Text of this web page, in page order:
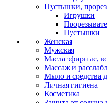
Пустышки,
Игрушки
Пустышки
Женская
Мужская
Масла эфирные,
Массаж и
Мыло и средства
Личная гигиена
Косметика